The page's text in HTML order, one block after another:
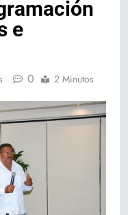
e
0 2 Minutos